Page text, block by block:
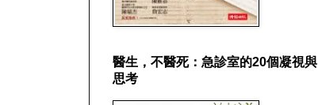
醫生，不醫死：急診室的20個凝視與
思考